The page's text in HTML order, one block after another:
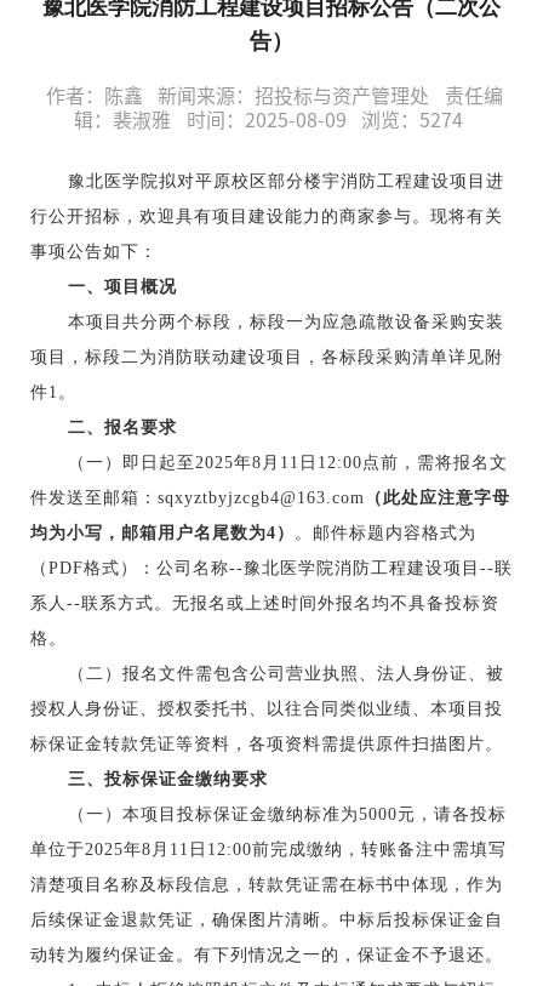
豫北医学院消防工程建设项目招标公告（二次公
告）
作者：陈鑫 新闻来源：招投标与资产管理处
责任编
辑：裴淑雅
时间：2025-08-09 浏览： 5274
豫北医学院拟对平原校区部分楼宇消防工程建设项目进
行公开招标，欢迎具有项目建设能力的商家参与。现将有关
事项公告如下：
一、项目概况
本项目共分两个标段，标段一为应急疏散设备采购安装
项目，标段二为消防联动建设项目，各标段采购清单详见附
件1。
二、报名要求
（一）即日起至 2025年8月11日12:00点前，需将报名文
件发送至邮箱：sqxyztbyjzcgb4@163.com
（此处应注意字母
均为小写，邮箱用户名尾数为4）
。邮件标题内容格式为
（ PDF格式）：公司名称--豫北医学院消防工程建设项目--联
系人--联系方式。无报名或上述时间外报名均不具备投标资
格。
（二）报名文件需包含公司营业执照、法人身份证、被
授权人身份证、授权委托书、以往合同类似业绩、本项目投
标保证金转款凭证等资料，各项资料需提供原件扫描图片。
三、投标保证金缴纳要求
（一）本项目投标保证金缴纳标准为5000元，请各投标
单位于2025年8月11日12:00前完成缴纳，转账备注中需填写
清楚项目名称及标段信息，转款凭证需在标书中体现，作为
后续保证金退款凭证，确保图片清晰。中标后投标保证金自
动转为履约保证金。有下列情况之一的，保证金不予退还。